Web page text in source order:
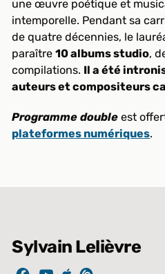
une œuvre poétique et
intemporelle. Pendant sa
de quatre décennies, le
paraître10 albums studio,
compilations. Il a été
auteurs et compositeurs
Programme double est
plateformes numériques.
Sylvain Lelièvre